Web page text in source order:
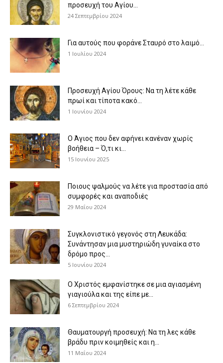
προσευχή του Αγίου...
24 Σεπτεμβρίου 2024
Για αυτούς που φοράνε Σταυρό στο λαιμό…
1 Ιουλίου 2024
Προσευχή Αγίου Όρους: Να τη λέτε κάθε
πρωί και τίποτα κακό...
1 Ιουνίου 2024
Ο Άγιος που δεν αφήνει κανέναν χωρίς
βοήθεια – Ό,τι κι...
15 Ιουνίου 2025
Ποιους ψαλμούς να λέτε για προστασία από
συμφορές και αναποδιές
29 Μαΐου 2024
Συγκλονιστικό γεγονός στη Λευκάδα:
Συνάντησαν μια μυστηριώδη γυναίκα στο
δρόμο προς...
5 Ιουνίου 2024
Ο Χριστός εμφανίστηκε σε μια αγιασμένη
γιαγιούλα και της είπε με...
6 Σεπτεμβρίου 2024
Θαυματουργή προσευχή: Να τη λες κάθε
βράδυ πριν κοιμηθείς και η...
11 Μαΐου 2024